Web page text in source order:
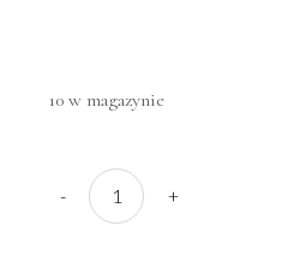
10 w magazynie
Archi-ciekawe ZAJĘCIA
-
+